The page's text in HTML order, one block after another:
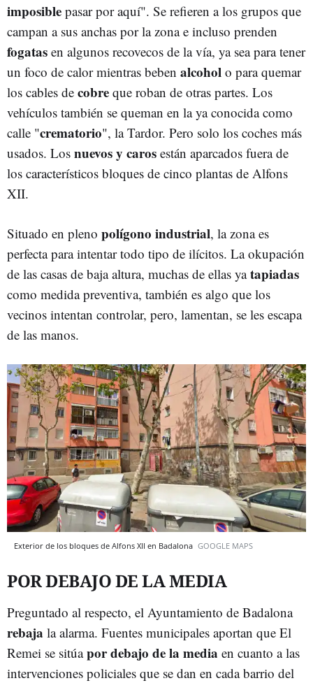
imposible pasar por aquí". Se refieren a los grupos que
campan a sus anchas por la zona e incluso prenden
fogatas en algunos recovecos de la vía, ya sea para tener
un foco de calor mientras beben alcohol o para quemar
los cables de cobre que roban de otras partes. Los
vehículos también se queman en la ya conocida como
calle "crematorio", la Tardor. Pero solo los coches más
usados. Los nuevos y caros están aparcados fuera de
los característicos bloques de cinco plantas de Alfons
XII.
Situado en pleno polígono industrial, la zona es
perfecta para intentar todo tipo de ilícitos. La okupación
de las casas de baja altura, muchas de ellas yatapiadas
como medida preventiva, también es algo que los
vecinos intentan controlar, pero, lamentan, se les escapa
de las manos.
Exterior de los bloques de Alfons XII en Badalona GOOGLE MAPS
POR DEBAJO DE LA MEDIA
Preguntado al respecto, el Ayuntamiento de Badalona
rebaja la alarma. Fuentes municipales aportan que El
Remei se sitúapor debajo de la media en cuanto a las
intervenciones policiales que se dan en cada barrio del